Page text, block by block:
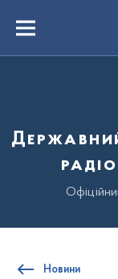
вмістуMenu
Новини